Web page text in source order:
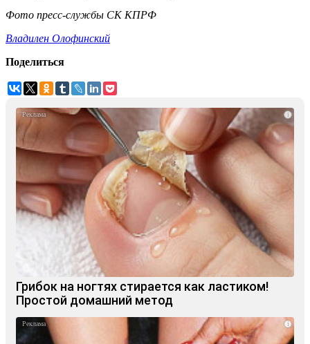
Фото пресс-службы СК КПРФ
Владилен Олофинский
Поделиться
i
Грибок на ногтях стирается как ластиком!
Простой домашний метод
i